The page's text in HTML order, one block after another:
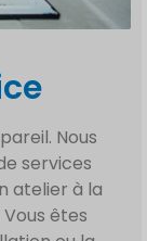
Nous
services
atelier à la
êtes